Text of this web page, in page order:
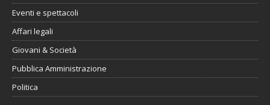
Eventi e spettacoli
Affari legali
Giovani & Società
Pubblica Amministrazione
Politica